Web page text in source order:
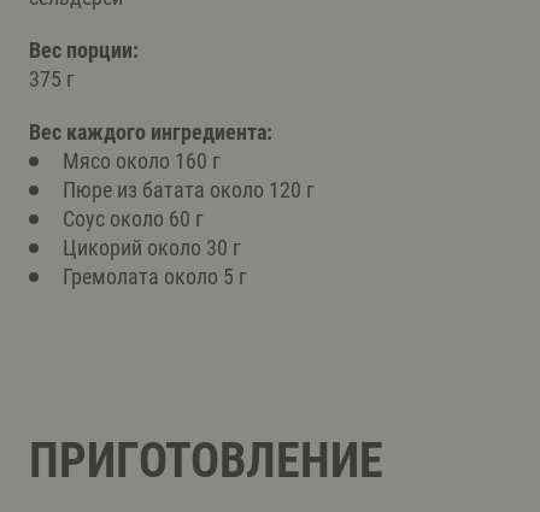
Вес порции:
375 г
Вес каждого ингредиента:
Мясо около 160 г
Пюре из батата около 120 г
Соус около 60 г
Цикорий около 30 г
Гремолата около 5 г
ПРИГОТОВЛЕНИЕ